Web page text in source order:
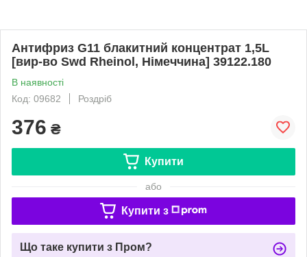
Антифриз G11 блакитний концентрат 1,5L
[вир-во Swd Rheinol, Німеччина] 39122.180
В наявності
Код: 09682
Роздріб
376 ₴
Купити
або
Купити з
Що таке купити з Пром?